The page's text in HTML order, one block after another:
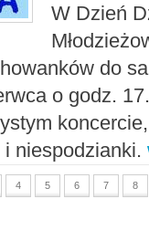
W Dzień
do
o godz.
niespodzianki.
4 5 6 7 8